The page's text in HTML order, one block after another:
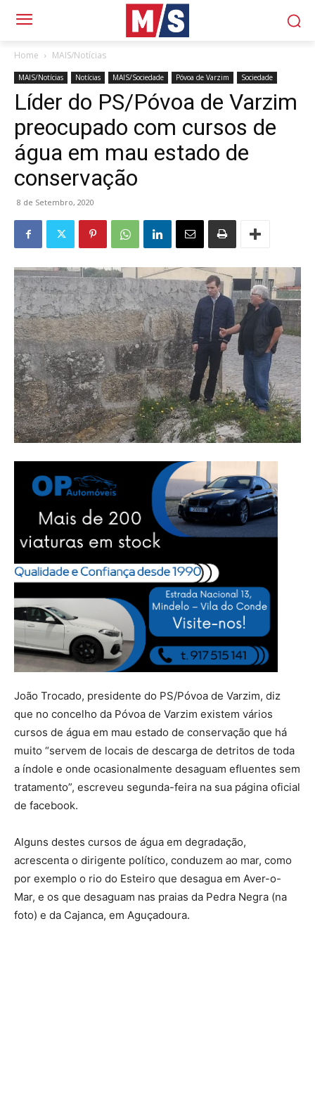
Home MAIS/Notícias
MAIS/Notícias Notícias MAIS/Sociedade Póvoa de Varzim Sociedade
Líder do PS/Póvoa de Varzim
preocupado com cursos de
água em mau estado de
conservação
8 de Setembro, 2020
João Trocado, presidente do PS/Póvoa de Varzim, diz
que no concelho da Póvoa de Varzim existem vários
cursos de água em mau estado de conservação que há
muito “servem de locais de descarga de detritos de toda
a índole e onde ocasionalmente desaguam efluentes sem
tratamento”, escreveu segunda-feira na sua página oficial
de facebook.
Alguns destes cursos de água em degradação,
acrescenta o dirigente político, conduzem ao mar, como
por exemplo o rio do Esteiro que desagua em Aver-o-
Mar, e os que desaguam nas praias da Pedra Negra (na
foto) e da Cajanca, em Aguçadoura.